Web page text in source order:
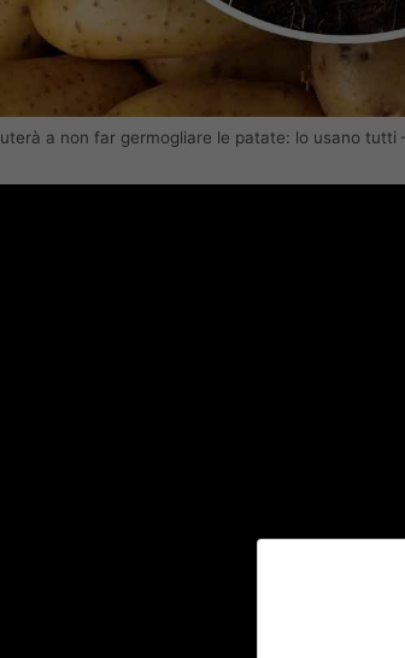
a non far germogliare le patate: lo usano tutti